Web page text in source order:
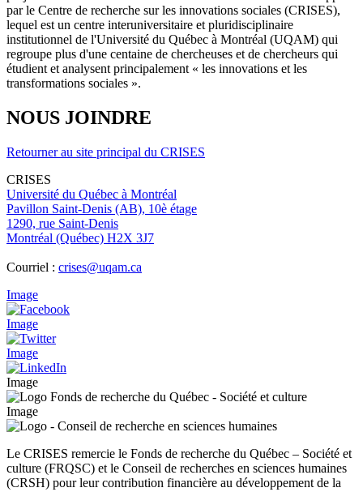
par le Centre de recherche sur les innovations sociales (CRISES),
lequel est un centre interuniversitaire et pluridisciplinaire
institutionnel de l'Université du Québec à Montréal (UQAM) qui
regroupe plus d'une centaine de chercheuses et de chercheurs qui
étudient et analysent principalement « les innovations et les
transformations sociales ».
NOUS JOINDRE
Retourner au site principal du CRISES
CRISES
Université du Québec à Montréal
Pavillon Saint-Denis (AB), 10è étage
1290, rue Saint-Denis
Montréal (Québec) H2X 3J7
Courriel : crises@uqam.ca
Image
Image
Image
Image
Image
Le CRISES remercie le Fonds de recherche du Québec – Société et
culture (FRQSC) et le Conseil de recherches en sciences humaines
(CRSH) pour leur contribution financière au développement de la